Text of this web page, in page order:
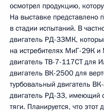
осмотрел продукцию,
На выставке представлено
в стадии испытаний. В
двигатель РД-33МК,
на истребителях МиГ-29К и
двигатель ТВ-7-117СТ для
двигатель ВК-2500 для
турбовальный двигатель
двигатель РД-33, имеющий
тяги. Планируется, что этот